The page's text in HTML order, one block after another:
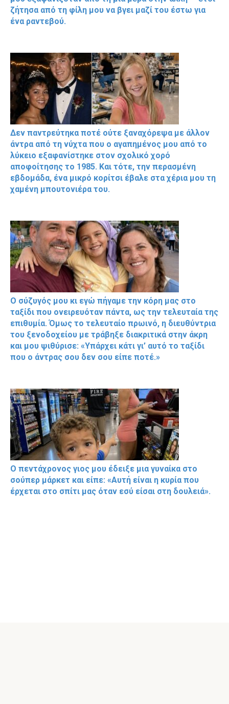
ζήτησα από τη φίλη μου να βγει μαζί του έστω για
ένα ραντεβού.
Δεν παντρεύτηκα ποτέ ούτε ξαναχόρεψα με άλλον
άντρα από τη νύχτα που ο αγαπημένος μου από το
λύκειο εξαφανίστηκε στον σχολικό χορό
αποφοίτησης το 1985. Και τότε, την περασμένη
εβδομάδα, ένα μικρό κορίτσι έβαλε στα χέρια μου τη
χαμένη μπουτονιέρα του.
Ο σύζυγός μου κι εγώ πήγαμε την κόρη μας στο
ταξίδι που ονειρευόταν πάντα, ως την τελευταία της
επιθυμία. Όμως το τελευταίο πρωινό, η διευθύντρια
του ξενοδοχείου με τράβηξε διακριτικά στην άκρη
και μου ψιθύρισε: «Υπάρχει κάτι γι’ αυτό το ταξίδι
που ο άντρας σου δεν σου είπε ποτέ.»
Ο πεντάχρονος γιος μου έδειξε μια γυναίκα στο
σούπερ μάρκετ και είπε: «Αυτή είναι η κυρία που
έρχεται στο σπίτι μας όταν εσύ είσαι στη δουλειά».